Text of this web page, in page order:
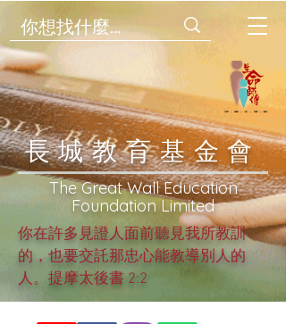
​長城教育基金會
​The Great Wall Education
Foundation Limited
你在許多見證人面前聽見我所教訓
的，也要交託那忠心能教導別人的
人。提摩太後書 2:2